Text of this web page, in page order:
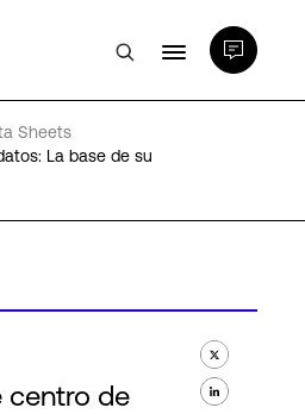
Sheets
La base de su
centro de